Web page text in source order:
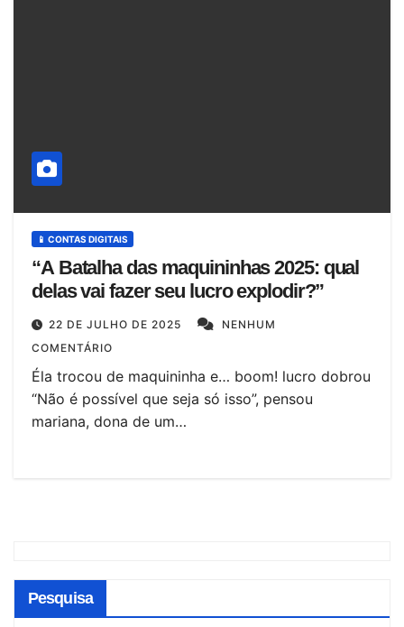
📱 CONTAS DIGITAIS
“A Batalha das maquininhas 2025: qual
delas vai fazer seu lucro explodir?”
22 DE JULHO DE 2025
NENHUM
COMENTÁRIO
Éla trocou de maquininha e… boom! lucro dobrou
“Não é possível que seja só isso”, pensou
mariana, dona de um…
Pesquisa